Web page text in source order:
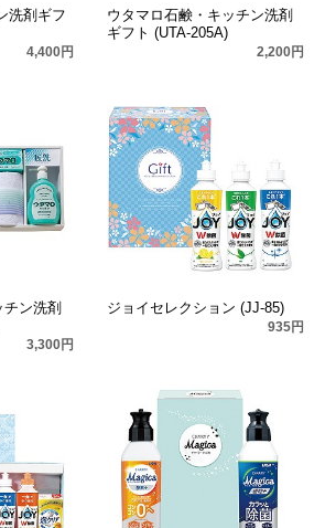
洗剤ギフ
4,400円
ウタマロ石鹸・キッチン洗剤
ギフト (UTA-205A)
2,200円
ン洗剤
3,300円
ジョイセレクション (JJ-85)
935円